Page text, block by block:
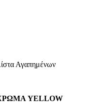
Αγαπημένων
ΧΡΩΜΑ YELLOW